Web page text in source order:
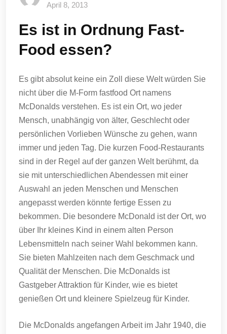
April 8, 2013
Es ist in Ordnung Fast-
Food essen?
Es gibt absolut keine ein Zoll diese Welt würden Sie
nicht über die M-Form fastfood Ort namens
McDonalds verstehen. Es ist ein Ort, wo jeder
Mensch, unabhängig von älter, Geschlecht oder
persönlichen Vorlieben Wünsche zu gehen, wann
immer und jeden Tag. Die kurzen Food-Restaurants
sind in der Regel auf der ganzen Welt berühmt, da
sie mit unterschiedlichen Abendessen mit einer
Auswahl an jeden Menschen und Menschen
angepasst werden könnte fertige Essen zu
bekommen. Die besondere McDonald ist der Ort, wo
über Ihr kleines Kind in einem alten Person
Lebensmitteln nach seiner Wahl bekommen kann.
Sie bieten Mahlzeiten nach dem Geschmack und
Qualität der Menschen. Die McDonalds ist
Gastgeber Attraktion für Kinder, wie es bietet
genießen Ort und kleinere Spielzeug für Kinder.
Die McDonalds angefangen Arbeit im Jahr 1940, die